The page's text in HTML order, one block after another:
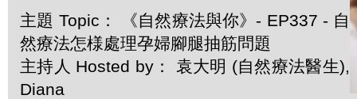
主題 Topic： 《自然療法與你》- EP337 - 自
然療法怎様處理孕婦腳腿抽筋問題
主持人 Hosted by： 袁大明 (自然療法醫生),
Diana